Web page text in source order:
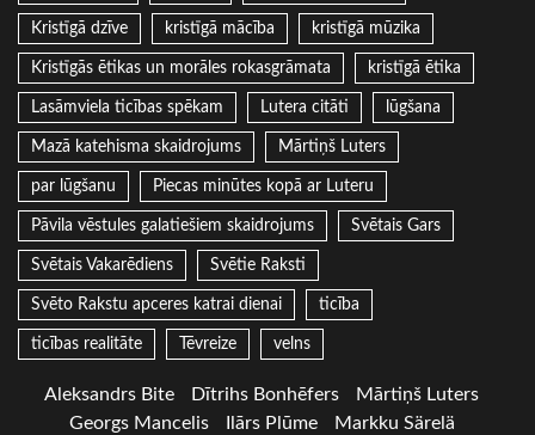
Kristīgā dzīve kristīgā mācība kristīgā mūzika
Kristīgās ētikas un morāles rokasgrāmata kristīgā ētika
Lasāmviela ticības spēkam Lutera citāti lūgšana
Mazā katehisma skaidrojums Mārtiņš Luters
par lūgšanu Piecas minūtes kopā ar Luteru
Pāvila vēstules galatiešiem skaidrojums Svētais Gars
Svētais Vakarēdiens Svētie Raksti
Svēto Rakstu apceres katrai dienai ticība
ticības realitāte Tēvreize velns
Aleksandrs Bite Dītrihs Bonhēfers
Mārtiņš Luters
Georgs Mancelis
Ilārs Plūme
Markku Särelä